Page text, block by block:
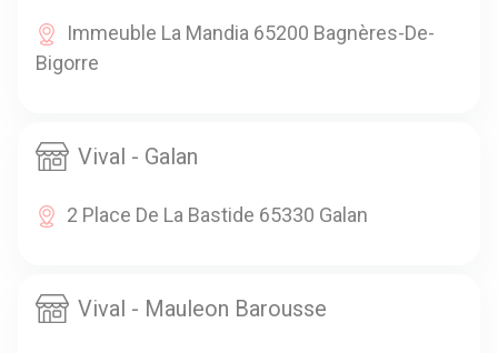
Immeuble La Mandia 65200 Bagnères-De-
Bigorre
Vival - Galan
2 Place De La Bastide 65330 Galan
Vival - Mauleon Barousse